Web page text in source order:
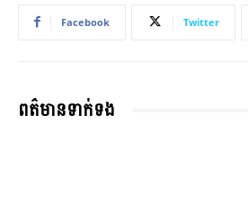
Facebook Twitter
ពត៌មានទាក់ទង